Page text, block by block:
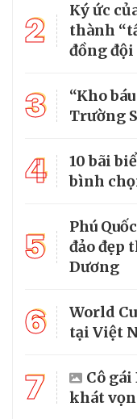
2
Ký ức
thành
đồng đội
3
“Kho
Trường
4
10 bãi
bình
5
Phú
đảo đẹp
Dương
6
World
tại Việt
7
Cô gái
khát